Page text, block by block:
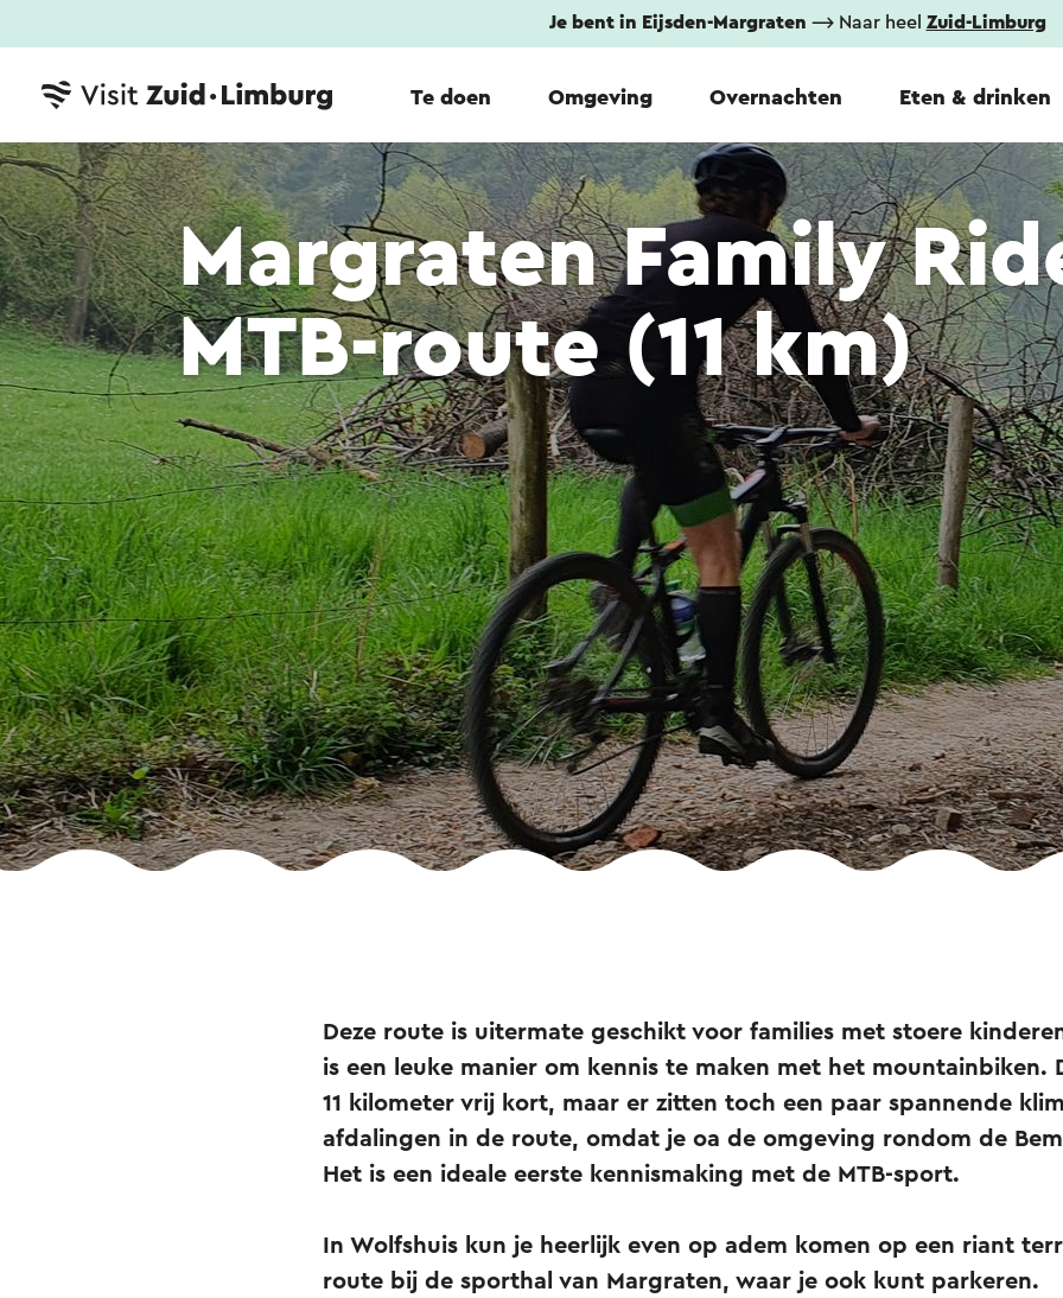
Je bent in Eijsden-Margraten ⟶ Naar heel Zuid-Limburg
Te doen Omgeving Overnachten Eten & drinken
Margraten Family
MTB-route (11 km)
Deze route is uitermate geschikt voor families met stoere
is een leuke manier om kennis te maken met het mountainbiken.
11 kilometer vrij kort, maar er zitten toch een paar spannende
afdalingen in de route, omdat je oa de omgeving rondom de
Het is een ideale eerste kennismaking met de MTB-sport.
In Wolfshuis kun je heerlijk even op adem komen op een riant
route bij de sporthal van Margraten, waar je ook kunt parkeren.